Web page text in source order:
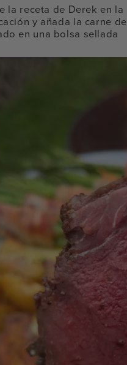
la receta de Derek en la
y añada la carne de
en una bolsa sellada